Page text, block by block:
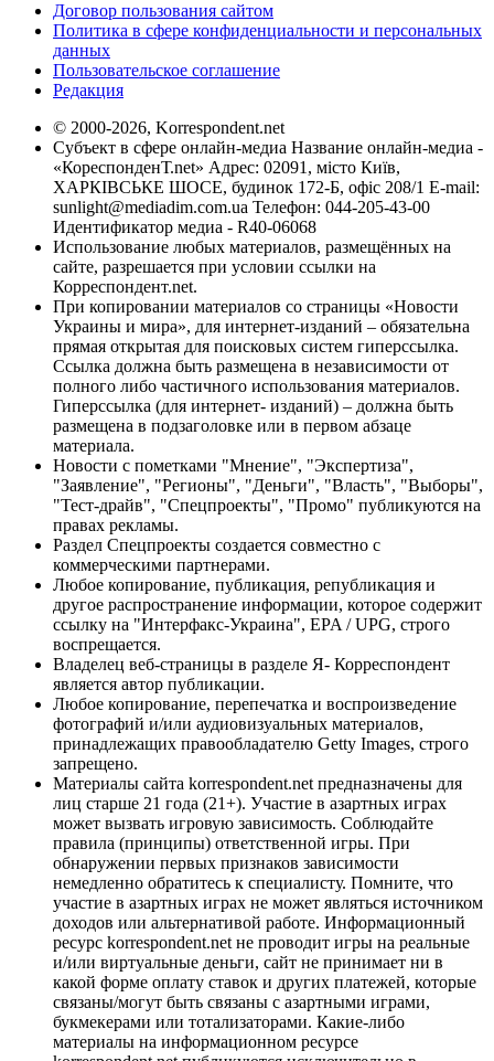
Договор пользования сайтом
Политика в сфере конфиденциальности и персональных
данных
Пользовательское соглашение
Редакция
© 2000-2026, Korrespondent.net
Субъект в сфере онлайн-медиа Название онлайн-медиа -
«КореспонденТ.net» Адрес: 02091, місто Київ,
ХАРКІВСЬКЕ ШОСЕ, будинок 172-Б, офіс 208/1 E-mail:
sunlight@mediadim.com.ua Телефон: 044-205-43-00
Идентификатор медиа - R40-06068
Использование любых материалов, размещённых на
сайте, разрешается при условии ссылки на
Корреспондент.net.
При копировании материалов со страницы «Новости
Украины и мира», для интернет-изданий – обязательна
прямая открытая для поисковых систем гиперссылка.
Ссылка должна быть размещена в независимости от
полного либо частичного использования материалов.
Гиперссылка (для интернет- изданий) – должна быть
размещена в подзаголовке или в первом абзаце
материала.
Новости с пометками "Мнение", "Экспертиза",
"Заявление", "Регионы", "Деньги", "Власть", "Выборы",
"Тест-драйв", "Спецпроекты", "Промо" публикуются на
правах рекламы.
Раздел Спецпроекты создается совместно с
коммерческими партнерами.
Любое копирование, публикация, републикация и
другое распространение информации, которое содержит
ссылку на "Интерфакс-Украина", EPA / UPG, строго
воспрещается.
Владелец веб-страницы в разделе Я- Корреспондент
является автор публикации.
Любое копирование, перепечатка и воспроизведение
фотографий и/или аудиовизуальных материалов,
принадлежащих правообладателю Getty Images, строго
запрещено.
Материалы сайта korrespondent.net предназначены для
лиц старше 21 года (21+). Участие в азартных играх
может вызвать игровую зависимость. Соблюдайте
правила (принципы) ответственной игры. При
обнаружении первых признаков зависимости
немедленно обратитесь к специалисту. Помните, что
участие в азартных играх не может являться источником
доходов или альтернативой работе. Информационный
ресурс korrespondent.net не проводит игры на реальные
и/или виртуальные деньги, сайт не принимает ни в
какой форме оплату ставок и других платежей, которые
связаны/могут быть связаны с азартными играми,
букмекерами или тотализаторами. Какие-либо
материалы на информационном ресурсе